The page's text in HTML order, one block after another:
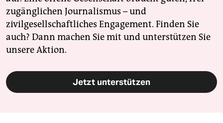
zugänglichen Journalismus – und
zivilgesellschaftliches Engagement. Finden Sie
auch? Dann machen Sie mit und unterstützen Sie
unsere Aktion.
Jetzt unterstützen